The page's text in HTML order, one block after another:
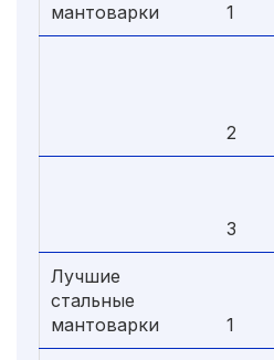
мантоварки
1
2
3
Лучшие
стальные
мантоварки
1